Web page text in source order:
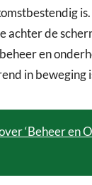
achter de
en
in beweging
‘Beheer en